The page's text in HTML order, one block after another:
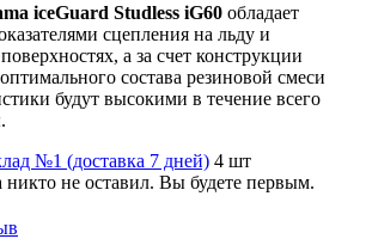
iceGuard Studless iG60 обладает
сцепления на льду и
а за счет конструкции
состава резиновой смеси
будут высокими в течение всего
№1 (доставка 7 дней) 4 шт
не оставил. Вы будете первым.